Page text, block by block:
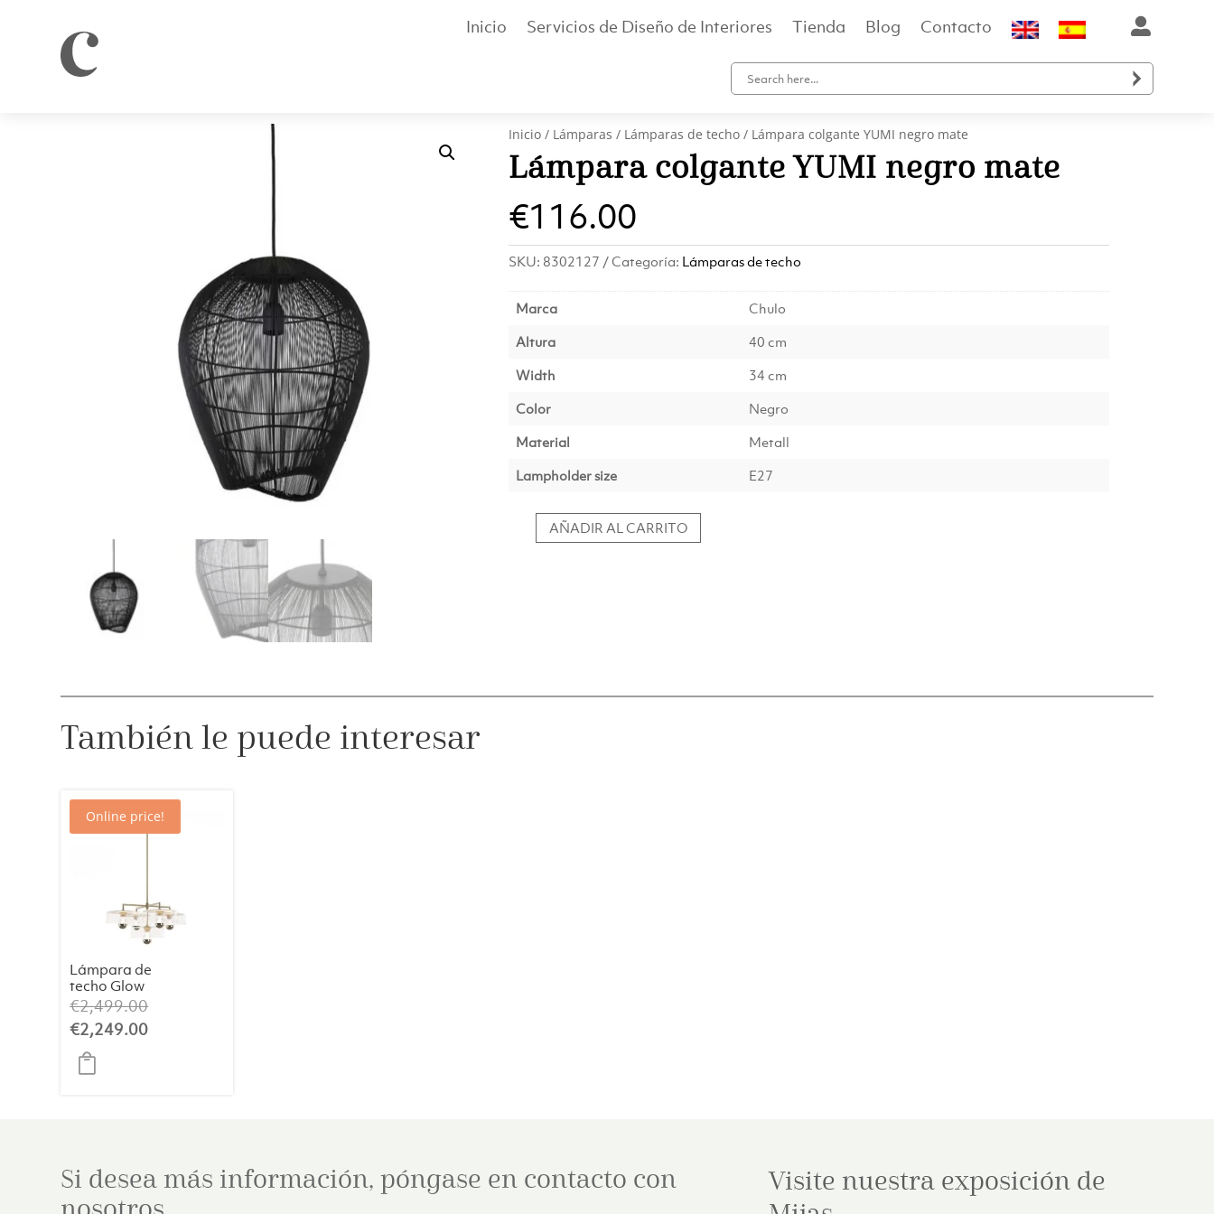

Inicio Servicios de Diseño de Interiores Tienda Blog Contacto
Inicio / Lámparas / Lámparas de techo / Lámpara colgante YUMI negro mate
Lámpara colgante YUMI negro mate
€116.00
SKU: 8302127 Categoría: Lámparas de techo
Marca
Chulo
Altura
40 cm
Width
34 cm
Color
Negro
Material
Metall
Lampholder size
E27
Lámpara
AÑADIR AL CARRITO
También le puede interesar
Online price!
Lámpara de
techo Glow
Colgante 5 Set
Latón Viejo
€2,499.00El
precio
€2,249.00El
Si desea más información, póngase en contacto con
Visite nuestra exposición de